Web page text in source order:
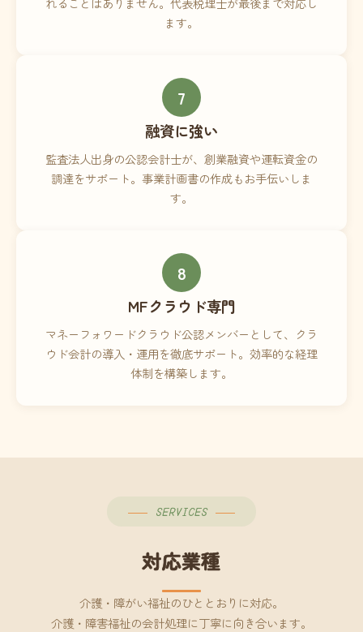
ます。
7
融資に強い
監査法人出身の公認会計士が、創業融資や運転資金の
調達をサポート。事業計画書の作成もお手伝いしま
す。
8
MFクラウド専門
マネーフォワードクラウド公認メンバーとして、クラ
ウド会計の導入・運用を徹底サポート。効率的な経理
体制を構築します。
SERVICES
対応業種
介護・障がい福祉のひととおりに対応。
介護・障害福祉の会計処理に丁寧に向き合います。